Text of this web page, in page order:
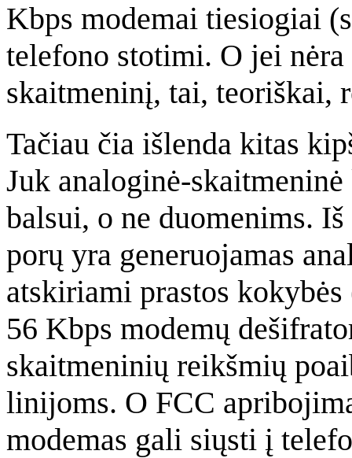
Kbps modemai tiesiogiai
telefono stotimi. O jei
skaitmeninį, tai, teoriškai,
Tačiau čia išlenda kitas
Juk analoginė-
balsui, o ne duomenims.
porų yra generuojamas
atskiriami prastos
56 Kbps modemų
skaitmeninių reikšmių
linijoms. O FCC
modemas gali siųsti į